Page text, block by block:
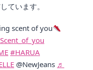
ています。
scent of you
#HARUA
@NewJeans ♬